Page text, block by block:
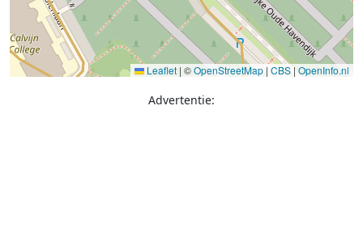
Leaflet | ©OpenStreetMap | CBS | OpenInfo.nl
Advertentie: